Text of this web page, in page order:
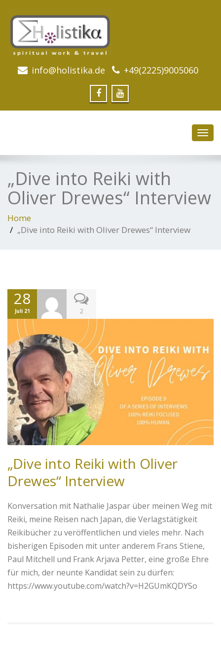
info@holistika.de +49(2225)9005060
„Dive into Reiki with
Oliver Drewes“ Interview
Home
„Dive into Reiki with Oliver Drewes“ Interview
28
Juli 21 2
„Dive into Reiki with Oliver
Drewes“ Interview
Konversation mit Nathalie Jaspar über meinen Weg mit
Reiki, meine Reisen nach Japan, die Verlagstätigkeit
Reikibücher zu veröffentlichen und vieles mehr. Nach
bisherigen Episoden mit unter anderem Frans Stiene,
Paul Mitchell und Frank Arjava Petter, eine große Ehre
für mich, der neunte Kandidat sein zu dürfen:
https://www.youtube.com/watch?v=H2GUmKQDYSo